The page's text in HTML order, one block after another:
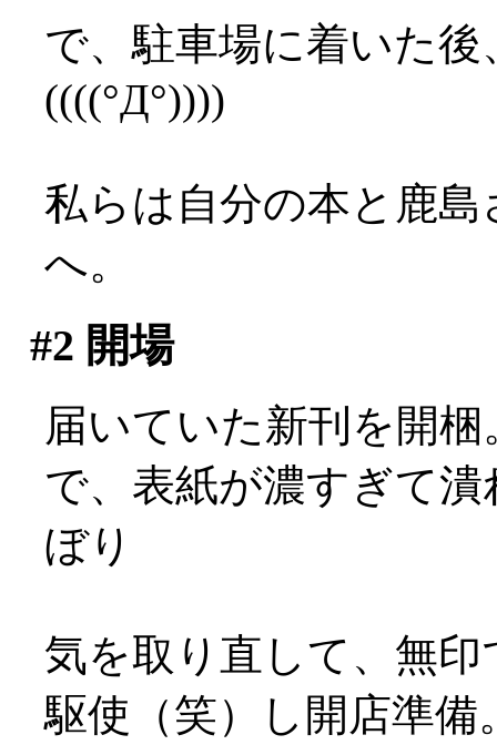
で、駐車場に着いた
((((°Д°))))
私らは自分の本と鹿
へ。
#2 開場
届いていた新刊を開梱
で、表紙が濃すぎて
ぼり
気を取り直して、無
駆使（笑）し開店準備